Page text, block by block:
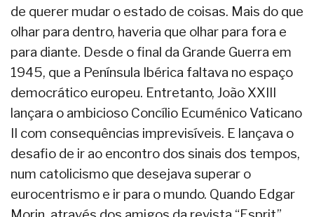
de querer mudar o estado de coisas. Mais do que
olhar para dentro, haveria que olhar para fora e
para diante. Desde o final da Grande Guerra em
1945, que a Península Ibérica faltava no espaço
democrático europeu. Entretanto, João XXIII
lançara o ambicioso Concílio Ecuménico Vaticano
II com consequências imprevisíveis. E lançava o
desafio de ir ao encontro dos sinais dos tempos,
num catolicismo que desejava superar o
eurocentrismo e ir para o mundo. Quando Edgar